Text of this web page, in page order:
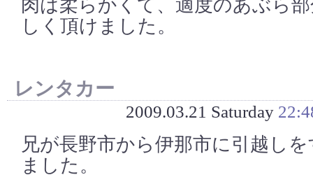
肉は柔らかくて、適度のあぶら
しく頂けました。
レンタカー
2009.03.21 Saturday
兄が長野市から伊那市に引越し
ました。